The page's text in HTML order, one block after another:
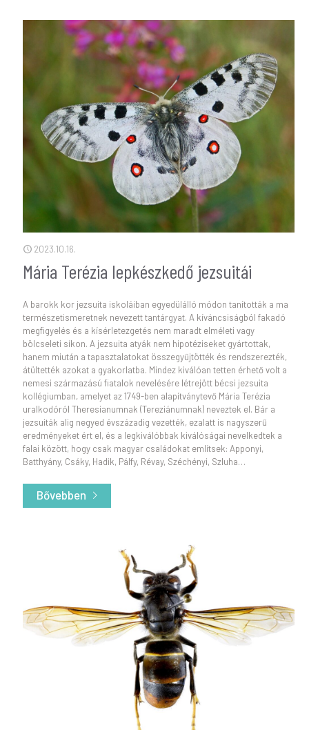
2023.10.16.
Mária Terézia lepkészkedő jezsuitái
A barokk kor jezsuita iskoláiban egyedülálló módon tanították a ma
természetismeretnek nevezett tantárgyat. A kíváncsiságból fakadó
megfigyelés és a kísérletezgetés nem maradt elméleti vagy
bölcseleti síkon. A jezsuita atyák nem hipotéziseket gyártottak,
hanem miután a tapasztalatokat összegyűjtötték és rendszerezték,
átültették azokat a gyakorlatba. Mindez kiválóan tetten érhető volt a
nemesi származású fiatalok nevelésére létrejött bécsi jezsuita
kollégiumban, amelyet az 1749-ben alapítványtevő Mária Terézia
uralkodóról Theresianumnak (Tereziánumnak) neveztek el. Bár a
jezsuiták alig negyed évszázadig vezették, ezalatt is nagyszerű
eredményeket ért el, és a legkiválóbbak kiválóságai nevelkedtek a
falai között, hogy csak magyar családokat említsek: Apponyi,
Batthyány, Csáky, Hadik, Pálfy, Révay, Széchényi, Szluha…
Bővebben
- Mária Terézia lepkészkedő jezsuitái